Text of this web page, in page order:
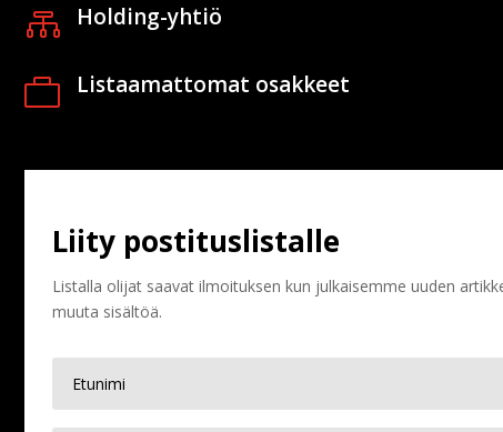
 Holding-yhtiö
 Listaamattomat osakkeet
Liity postituslistalle
Listalla olijat saavat ilmoituksen kun julkaisemme uuden
muuta sisältöä.